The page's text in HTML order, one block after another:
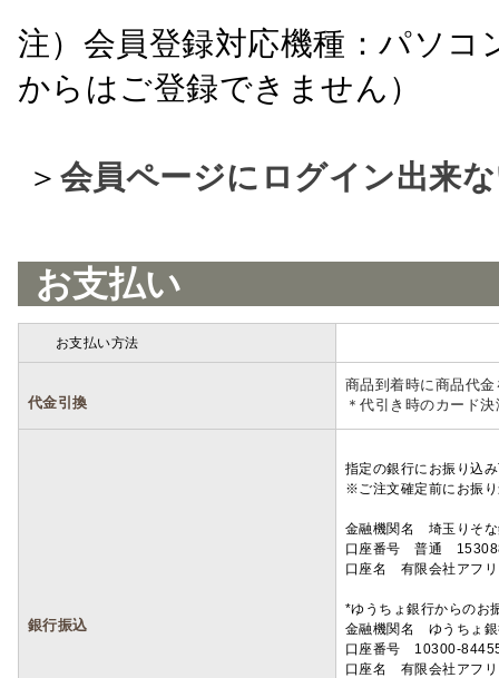
注）会員登録対応機種：パソ
からはご登録できません）
＞ 会員ページにログイン出来
お支払い
お支払い方法
代金引換
商品到着時に商品代
＊代引き時のカード
銀行振込
指定の銀行にお振り込
※ご注文確定前にお振
金融機関名 埼玉りそ
口座番号 普通
口座名 有限会社アフ
*ゆうちょ銀行からのお
金融機関名 ゆうちょ
口座番号 10300-
口座名 有限会社アフ